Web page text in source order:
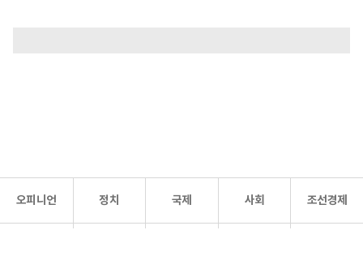
오피니언 정치 국제 사회 조선경제